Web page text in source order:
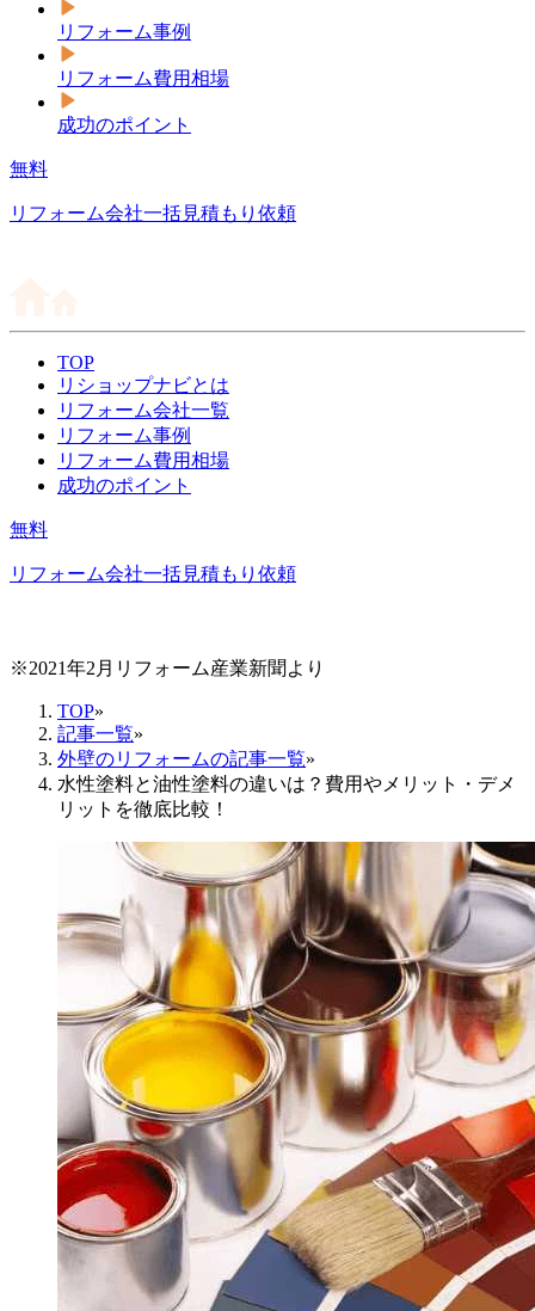
リフォーム事例
リフォーム費用相場
成功のポイント
無料
リフォーム会社一括見積もり依頼
TOP
リショップナビとは
リフォーム会社一覧
リフォーム事例
リフォーム費用相場
成功のポイント
無料
リフォーム会社一括見積もり依頼
※2021年2月リフォーム産業新聞より
TOP»
記事一覧»
外壁のリフォームの記事一覧»
水性塗料と油性塗料の違いは？費用やメリット・デメ
リットを徹底比較！